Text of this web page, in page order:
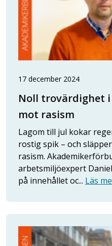
17 december 2024
Noll trovärdighet
mot rasism
Lagom till jul kokar
rostig spik – och
rasism.
arbetsmiljöexpert
på innehållet oc... Läs